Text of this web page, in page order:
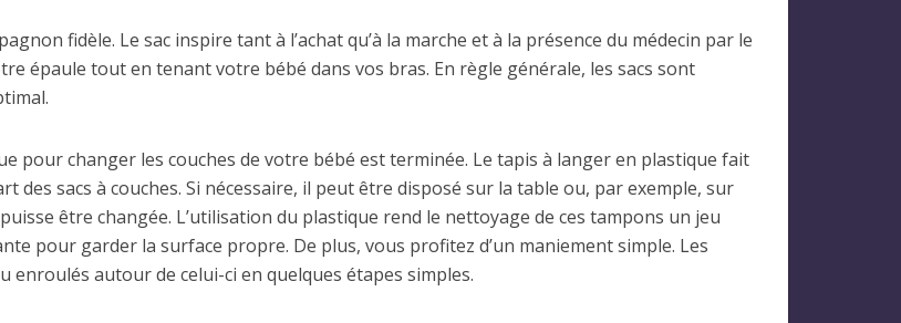
fidèle. Le sac inspire tant à l’achat qu’à la marche et à la présence du médecin par le
épaule tout en tenant votre bébé dans vos bras. En règle générale, les sacs sont
pour changer les couches de votre bébé est terminée. Le tapis à langer en plastique fait
des sacs à couches. Si nécessaire, il peut être disposé sur la table ou, par exemple, sur
être changée. L’utilisation du plastique rend le nettoyage de ces tampons un jeu
pour garder la surface propre. De plus, vous profitez d’un maniement simple. Les
autour de celui-ci en quelques étapes simples.